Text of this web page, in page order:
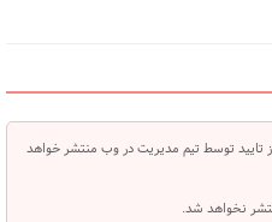
توسط تیم مدیریت در وب منتشر خواهد
نخواهد شد.